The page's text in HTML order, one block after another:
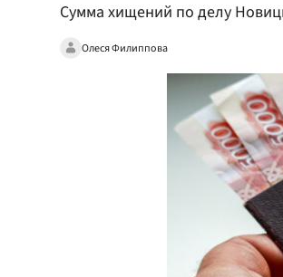
Сумма хищений по делу
Олеся Филиппова